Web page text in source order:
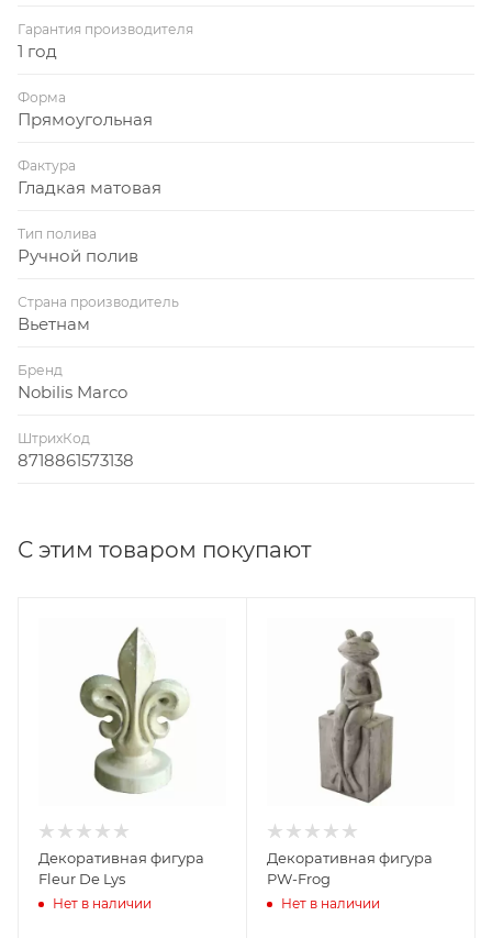
Гарантия производителя
1 год
Форма
Прямоугольная
Фактура
Гладкая матовая
Тип полива
Ручной полив
Страна производитель
Вьетнам
Бренд
Nobilis Marco
ШтрихКод
8718861573138
С этим товаром покупают
Декоративная фигура
Fleur De Lys
Нет в наличии
Декоративная фигура
PW-Frog
Нет в наличии